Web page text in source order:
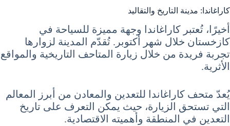
كاراغاندا: مدينة التاريخ والتقاليد
أخيرًا، تُعتبر كاراغاندا وجهة مميزة للسياحة في
كازخستان خلال شهر أكتوبر. تُقدّم المدينة لزوارها
تجربة فريدة من خلال زيارة المتاحف التاريخية والمواقع
الأثرية.
يُعدّ متحف كاراغاندا للتعدين والمعادن من أبرز المعالم
التي تستحق الزيارة، حيث يمكن التعرف على تاريخ
التعدين في المنطقة وأهميته الاقتصادية.